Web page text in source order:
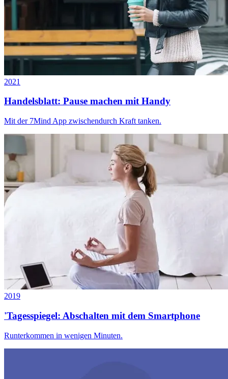
2021
Handelsblatt: Pause machen mit Handy
Mit der 7Mind App zwischendurch Kraft tanken.
2019
'Tagesspiegel: Abschalten mit dem Smartphone
Runterkommen in wenigen Minuten.